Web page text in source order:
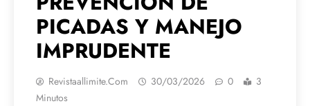
PICADAS Y MANEJO
IMPRUDENTE
Revistaallimite.com 30/03/2026 0
3
Minutos